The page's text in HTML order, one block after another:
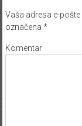
Vaša adresa e-
označena *
Komentar